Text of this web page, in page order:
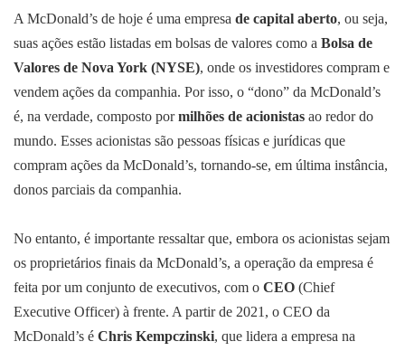
A McDonald’s de hoje é uma empresa de capital aberto, ou seja,
suas ações estão listadas em bolsas de valores como a Bolsa de
Valores de Nova York (NYSE), onde os investidores compram e
vendem ações da companhia. Por isso, o “dono” da McDonald’s
é, na verdade, composto pormilhões de acionistas ao redor do
mundo. Esses acionistas são pessoas físicas e jurídicas que
compram ações da McDonald’s, tornando-se, em última instância,
donos parciais da companhia.
No entanto, é importante ressaltar que, embora os acionistas sejam
os proprietários finais da McDonald’s, a operação da empresa é
feita por um conjunto de executivos, com o CEO (Chief
Executive Officer) à frente. A partir de 2021, o CEO da
McDonald’s é Chris Kempczinski, que lidera a empresa na